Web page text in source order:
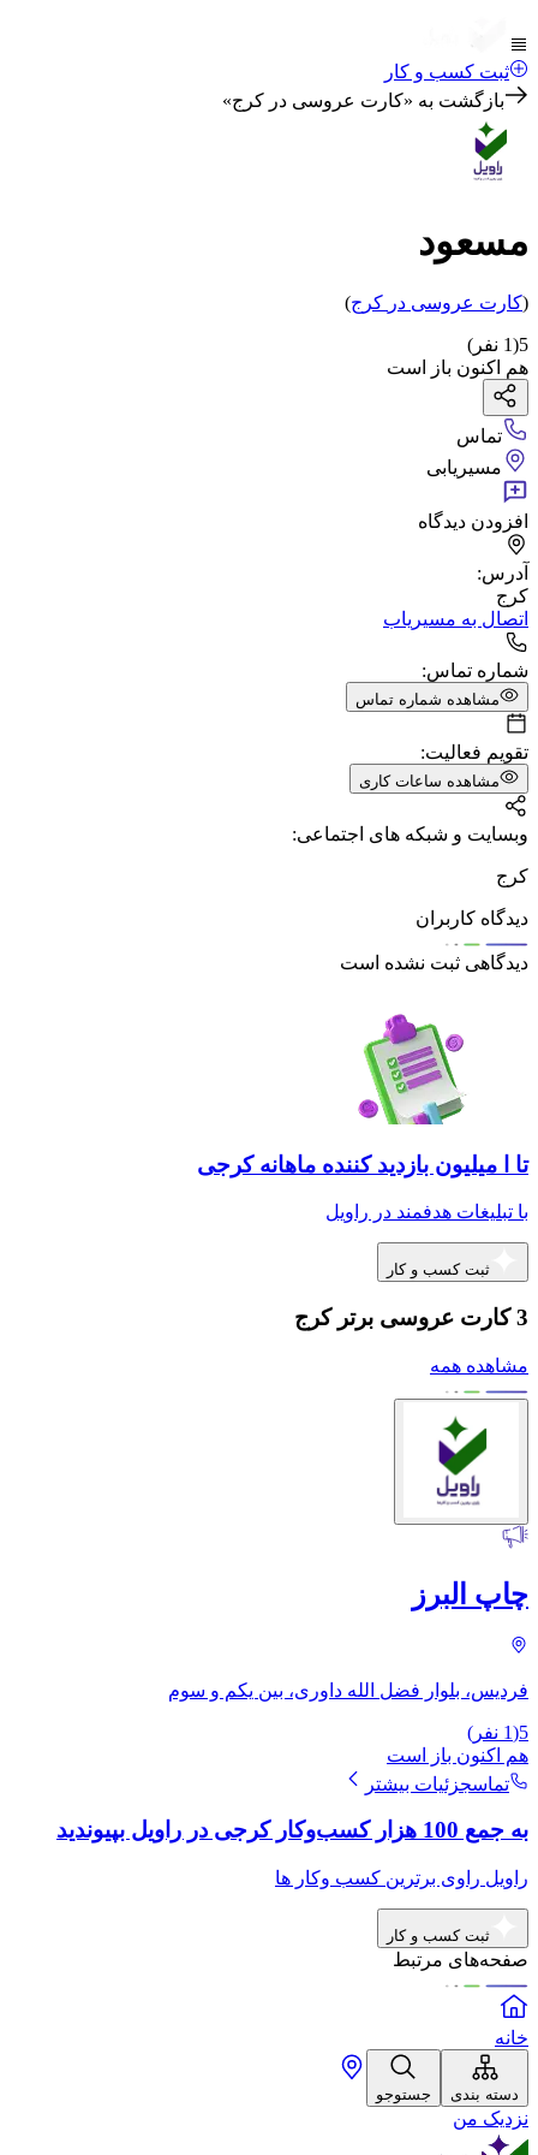
ثبت کسب و کار
بازگشت به «کارت عروسی در کرج»
مسعود
(کارت عروسی در کرج)
5
(
1 نفر)
هم اکنون باز است
تماس
مسیریابی
افزودن دیدگاه
آدرس:
کرج
اتصال به مسیریاب
شماره تماس:
مشاهده شماره تماس
تقویم فعالیت:
مشاهده ساعات کاری
وبسایت و شبکه های اجتماعی:
کرج
دیدگاه کاربران
دیدگاهی ثبت نشده است
تا ا میلیون بازدید کننده ماهانه کرجی
با تبلیغات هدفمند در راویل
ثبت کسب و کار
3 کارت عروسی برتر کرج
مشاهده همه
چاپ البرز
فردیس، بلوار فضل الله داوری، بین یکم و سوم
5
(
1 نفر)
هم اکنون باز است
تماسجزئیات بیشتر
به جمع 100 هزار کسب‌وکار کرجی در راویل بپیوندید
راویل راوی برترین کسب وکار ها
ثبت کسب و کار
صفحه‌های مرتبط
خانه
دسته بندی جستوجو
نزدیک من